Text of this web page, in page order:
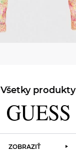
Všetky produkty
ZOBRAZIŤ